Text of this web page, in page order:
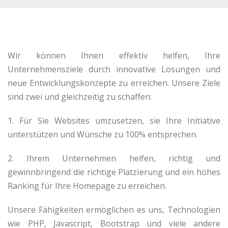
Wir können Ihnen effektiv helfen, Ihre
Unternehmensziele durch innovative Lösungen und
neue Entwicklungskonzepte zu erreichen. Unsere Ziele
sind zwei und gleichzeitig zu schaffen:
1. Für Sie Websites umzusetzen, sie Ihre Initiative
unterstützen und Wünsche zu 100% entsprechen.
2. Ihrem Unternehmen helfen, richtig und
gewinnbringend die richtige Platzierung und ein höhes
Ranking für Ihre Homepage zu erreichen.
Unsere Fähigkeiten ermöglichen es uns, Technologien
wie PHP, Javascript, Bootstrap und viele andere